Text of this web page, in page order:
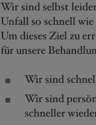
Wir sind selbst
Unfall so schnell
Um dieses Ziel zu
für unsere
Wir sind
Wir sind
schneller